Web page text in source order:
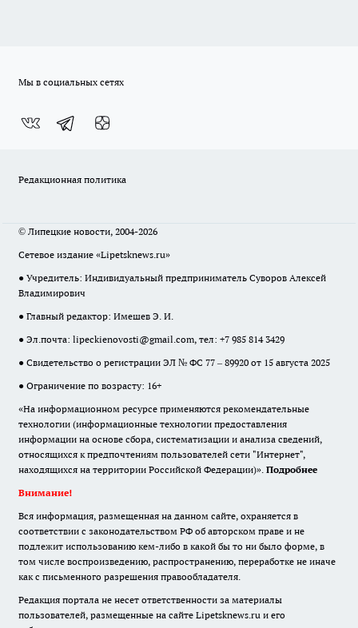
Мы в социальных сетях
Редакционная политика
© Липецкие новости, 2004-2026
Сетевое издание «Lipetsknews.ru»
● Учредитель: Индивидуальный предприниматель Суворов Алексей
Владимирович
● Главный редактор: Имешев Э. И.
● Эл.почта: lipeckienovosti@gmail.com, тел: +7 985 814 3429
● Свидетельство о регистрации ЭЛ № ФС 77 – 89920 от 15 августа 2025
● Ограничение по возрасту: 16+
«На информационном ресурсе применяются рекомендательные
технологии (информационные технологии предоставления
информации на основе сбора, систематизации и анализа сведений,
относящихся к предпочтениям пользователей сети "Интернет",
находящихся на территории Российской Федерации)». Подробнее
Внимание!
Вся информация, размещенная на данном сайте, охраняется в
соответствии с законодательством РФ об авторском праве и не
подлежит использованию кем-либо в какой бы то ни было форме, в
том числе воспроизведению, распространению, переработке не иначе
как с письменного разрешения правообладателя.
Редакция портала не несет ответственности за материалы
пользователей, размещенные на сайте Lipetsknews.ru и его